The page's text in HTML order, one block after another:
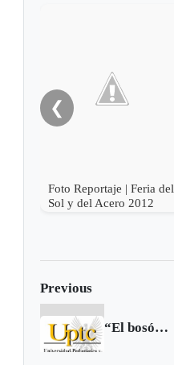
❮
Foto Reportaje | Feria del
Sol y del Acero 2012
Previous
“El bosón de Higgs” será explicado en la UPTC